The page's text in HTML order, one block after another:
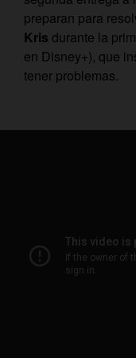
preparan para
Kris durante la
en Disney+), que
tener problemas.